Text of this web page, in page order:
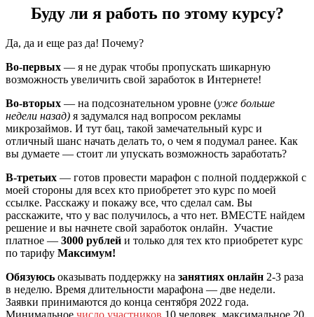
Буду ли я работь по этому курсу?
Да, да и еще раз да! Почему?
Во-первых — я не дурак чтобы пропускать шикарную
возможность увеличить свой заработок в Интернете!
Во-вторых — на подсознательном уровне (уже больше
недели назад) я задумался над вопросом рекламы
микрозаймов. И тут бац, такой замечательный курс и
отличный шанс начать делать то, о чем я подумал ранее. Как
вы думаете — стоит ли упускать возможность заработать?
В-третьих — готов провести марафон с полной поддержкой с
моей стороны для всех кто приобретет это курс по моей
ссылке. Расскажу и покажу все, что сделал сам. Вы
расскажите, что у вас получилось, а что нет. ВМЕСТЕ найдем
решение и вы начнете свой заработок онлайн. Участие
платное — 3000 рублей и только для тех кто приобретет курс
по тарифу Максимум!
Обязуюсь оказывать поддержку на занятиях онлайн 2-3 раза
в неделю. Время длительности марафона — две недели.
Заявки принимаются до конца сентября 2022 года.
Минимальное число участников 10 человек, максимальное 20.